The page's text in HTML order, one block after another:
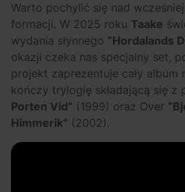
Warto pochylić się nad
formacji. W 2025 roku Taake
wydania słynnego “Hordalands
okazji czeka nas specjalny set,
projekt zaprezentuje cały album
kończy trylogię składającą się z
Porten Vid” (1999) oraz Over
Himmerik” (2002).